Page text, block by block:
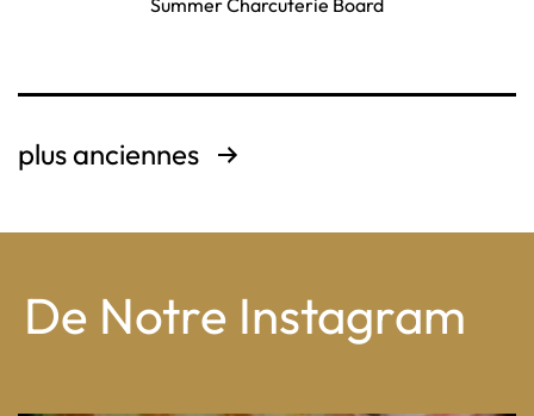
Pagination
plus anciennes
De Notre Instagram